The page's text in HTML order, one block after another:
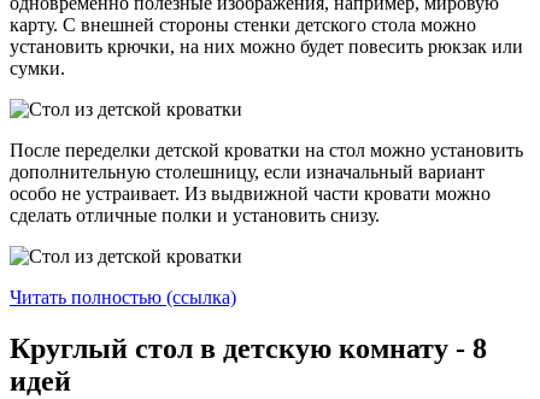
карту. С внешней стороны стенки детского стола можно
установить крючки, на них можно будет повесить рюкзак или
сумки.
После переделки детской кроватки на стол можно установить
дополнительную столешницу, если изначальный вариант
особо не устраивает. Из выдвижной части кровати можно
сделать отличные полки и установить снизу.
Читать полностью (ссылка)
Круглый стол в детскую комнату - 8
идей